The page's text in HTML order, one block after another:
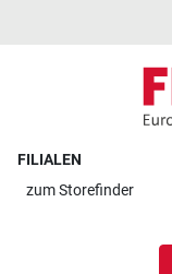
FILIALEN
zumStorefinder